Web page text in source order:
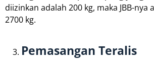
diizinkan adalah 200 kg, maka JBB-nya
2700 kg.
Pemasangan Teralis